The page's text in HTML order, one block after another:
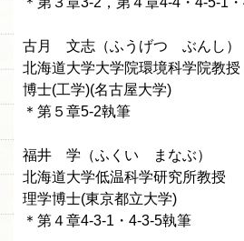
古月 文志（ふうげつ ぶんし）
北海道大学大学院環境科学院教授
博士(工学)(名古屋大学)
＊第５章5-2執筆
福井 学（ふくい まなぶ）
北海道大学低温科学研究所教授
理学博士(東京都立大学)
＊第４章4-3-1・4-3-5執筆